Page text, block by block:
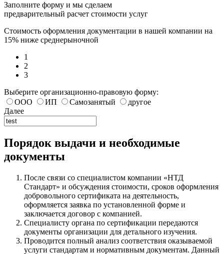
Заполните форму и мы сделаем
предварительный расчет стоимости услуг
Стоимость оформления документации в нашей компании на
15% ниже среднерыночной
1
2
3
Выберите организационно-правовую форму:
ООО
ИП Самозанятый
другое
Далее
Порядок выдачи и необходимые
документы
После связи со специалистом компании «НТД
Стандарт» и обсуждения стоимости, сроков оформления
добровольного сертификата на деятельность,
оформляется заявка по установленной форме и
заключается договор с компанией.
Специалисту органа по сертификации передаются
документы организации для детального изучения.
Проводится полный анализ соответствия оказываемой
услуги стандартам и нормативным документам. Данный